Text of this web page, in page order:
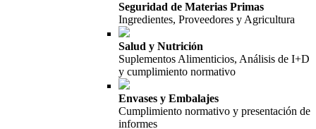
Seguridad de Materias Primas
Ingredientes, Proveedores y Agricultura
Salud y Nutrición
Suplementos Alimenticios, Análisis de I+D
y cumplimiento normativo
Envases y Embalajes
Cumplimiento normativo y presentación de
informes